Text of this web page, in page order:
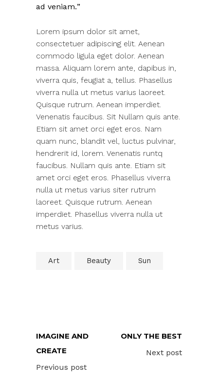
ad veniam.
Lorem ipsum dolor sit amet,
consectetuer adipiscing elit. Aenean
commodo ligula eget dolor. Aenean
massa. Aliquam lorem ante, dapibus in,
viverra quis, feugiat a, tellus. Phasellus
viverra nulla ut metus varius laoreet.
Quisque rutrum. Aenean imperdiet.
Venenatis faucibus. Sit Nullam quis ante.
Etiam sit amet orci eget eros. Nam
quam nunc, blandit vel, luctus pulvinar,
hendrerit id, lorem. Venenatis runtq
faucibus. Nullam quis ante. Etiam sit
amet orci eget eros. Phasellus viverra
nulla ut metus varius siter rutrum
laoreet. Quisque rutrum. Aenean
imperdiet. Phasellus viverra nulla ut
metus varius.
Art Beauty Sun
IMAGINE AND
CREATE
Previous post
ONLY THE BEST
Next post